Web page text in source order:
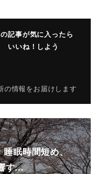
記事が気に入ったら
いいね！しよう
の情報をお届けします
眠時間短め、
す…